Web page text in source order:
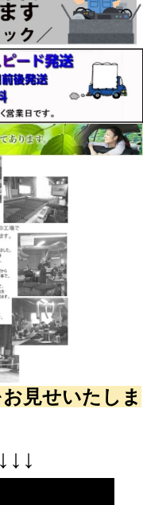
見せいたしま
↓ ↓ ↓